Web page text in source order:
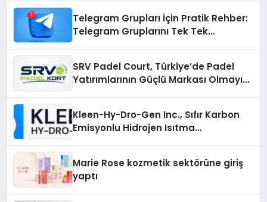
Telegram Grupları İçin Pratik Rehber:
Telegram Gruplarını Tek Tek
SRV Padel Court, Türkiye’de Padel
Yatırımlarının Güçlü Markası Olmayı
Kleen-Hy-Dro-Gen Inc., Sıfır Karbon
Emisyonlu Hidrojen Isıtma
Marie Rose kozmetik sektörüne giriş
yaptı